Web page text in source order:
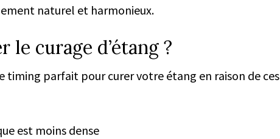
naturel et harmonieux.
le curage d’étang ?
timing parfait pour curer votre étang en raison de ces
est moins dense